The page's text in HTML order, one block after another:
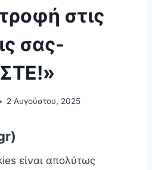
στις
σας-
2 Αυγούστου, 2025
είναι απoλύτως